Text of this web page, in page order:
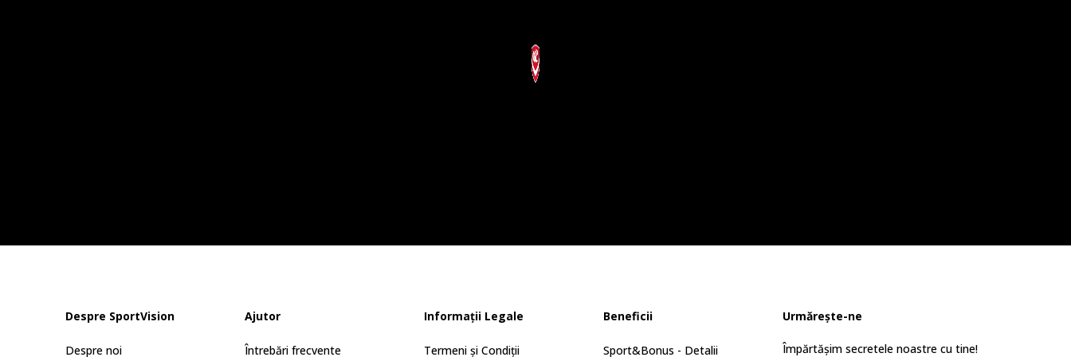
Despre SportVision
Despre noi
Ajutor
Întrebări frecvente
Informații Legale
Termeni și Condiții
Beneficii
Sport&Bonus - Detalii
Urmărește-ne
Împărtășim secretele noastre cu tine!